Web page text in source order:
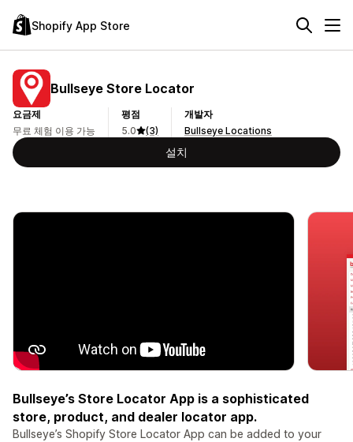
Shopify App Store
Bullseye Store Locator
요금제
무료 체험 이용 가능
평점
5.0
(3)
개발자
Bullseye Locations
설치
Bullseye’s Store Locator App is a sophisticated
store, product, and dealer locator app.
Bullseye’s Shopify Store Locator App can be added to your